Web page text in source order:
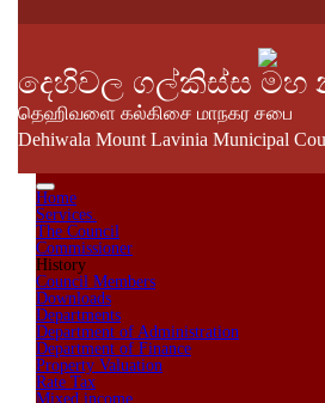
දෙහිවල ගල්කිස්ස මහ
தெஹிவளை கல்கிசை மாநகர சபை
Dehiwala Mount Lavinia Municipal
Home
Services.
The Council
Commissioner
History
Council Members
Downloads
Departments
Department of Administration
Department of Finance
Property Valuation
Rate Tax
Mixed income